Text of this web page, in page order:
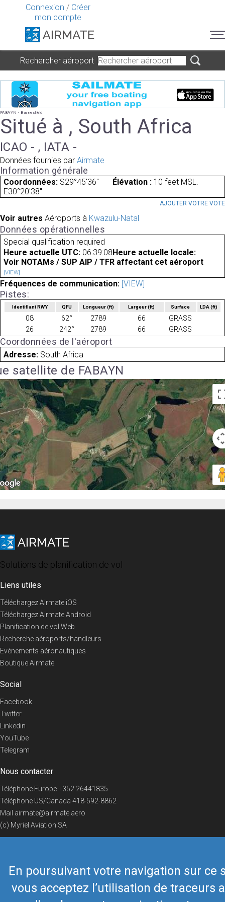
Connexion / Créer
mon compte
En poursuivant votre navigation sur ce
vous acceptez l’utilisation de traceurs
Rechercher aéroport
FABAYN - Baynesfield
Situé à , South Africa
ICAO - , IATA -
Données fournies par Airmate
Information générale
Coordonnées: S29°45'36"
E30°20'38"
Élévation : 10 feet MSL.
AJOUTER VOTRE VOTE
Voir autres Aéroports à Kwazulu-Natal
Données opérationnelles
Special qualification required
Heure actuelle UTC: 06:39:08 Heure actuelle locale:
Voir NOTAMs / SUP AIP / TFR affectant cet aéroport
[VIEW]
Fréquences de communication: [VIEW]
Pistes:
Identifiant RWY QFU Longueur(ft) Largeur(ft) Surface LDA(ft)
08 62° 2789 66
GRASS
26
242° 2789 66 GRASS
Coordonnées de l'aéroport
Adresse: South Africa
satellite de FABAYN
Solutions de planification de vol
Liens utiles
Téléchargez Airmate iOS
Téléchargez Airmate Android
Planification de vol Web
Recherche aéroports/handleurs
Evénements aéronautiques
Boutique Airmate
Social
Facebook
Twitter
Linkedin
YouTube
Telegram
Nous contacter
Téléphone Europe+352 26441835
Téléphone US/Canada 418-592-8862
Mail airmate@airmate.aero
(c) Myriel Aviation SA
© 2019 Airmate - Conditions d'utilisation - Vie privée Back to top